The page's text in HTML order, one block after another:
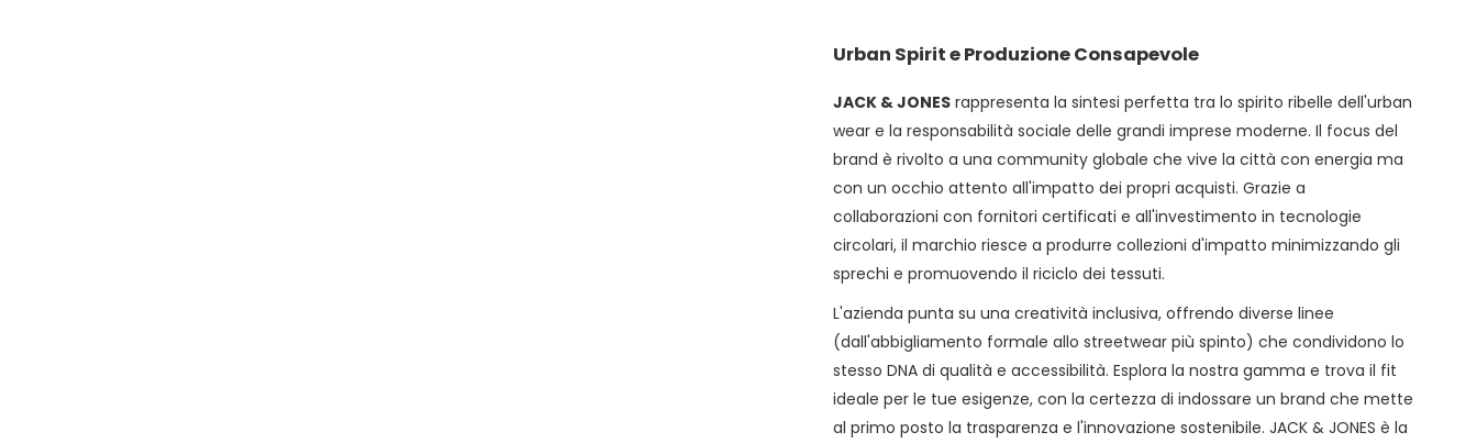
Urban Spirit e Produzione Consapevole
JACK & JONES rappresenta la sintesi perfetta tra lo spirito ribelle dell'urban
wear e la responsabilità sociale delle grandi imprese moderne. Il focus del
brand è rivolto a una community globale che vive la città con energia ma
con un occhio attento all'impatto dei propri acquisti. Grazie a
collaborazioni con fornitori certificati e all'investimento in tecnologie
circolari, il marchio riesce a produrre collezioni d'impatto minimizzando gli
sprechi e promuovendo il riciclo dei tessuti.
L'azienda punta su una creatività inclusiva, offrendo diverse linee
(dall'abbigliamento formale allo streetwear più spinto) che condividono lo
stesso DNA di qualità e accessibilità. Esplora la nostra gamma e trova il fit
ideale per le tue esigenze, con la certezza di indossare un brand che mette
al primo posto la trasparenza e l'innovazione sostenibile. JACK & JONES è la